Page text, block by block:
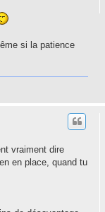
si la patience
vraiment dire
en place, quand tu